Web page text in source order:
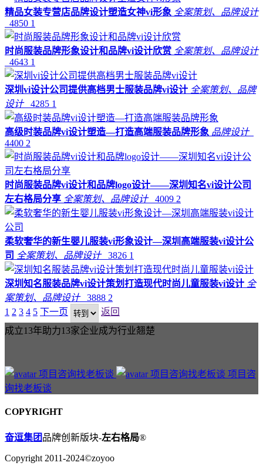
精品女装专营店品牌设计塑造女神vi形象 全案策划、品牌设计
4850 1
时尚服装品牌形象设计和品牌vi设计欣赏 全案策划、品牌设计
4643 1
深圳vi设计公司提供高档男士服装品牌vi设计 全案策划、品牌
设计 4285 1
高级时装品牌vi设计塑造—打造高端服装品牌形象 品牌设计
4400 2
时尚服装品牌vi设计和品牌logo设计——深圳知名vi设计公司
左右格局分享 全案策划、品牌设计 4009 2
柔软奢华的新生婴儿服装vi形象设计—深圳高端服装vi设计公
司 全案策划、品牌设计 3826 1
深圳知名服装品牌vi设计策划打造现代时尚儿童服装vi设计 全
案策划、品牌设计 3888 2
1 2 3 4 5 下一页
返回
成立13年助力13家企业成为行业翘楚
项目咨
询找老板谈
COPYRIGHT
奋逗集团品牌创新版块-左右格局®
Copyright 2011-2024©zoyoo